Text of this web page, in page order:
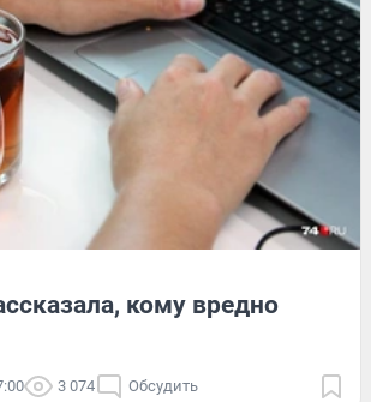
кому вредно
3 074 Обсудить